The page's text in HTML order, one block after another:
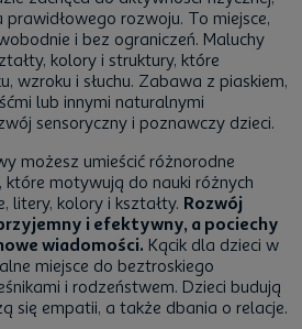
rozwoju. To miejsce,
i bez ograniczeń. Maluchy
kolory i struktury, które
wzroku i słuchu. Zabawa z piaskiem,
lub innymi naturalnymi
sensoryczny i poznawczy dzieci.
możesz umieścić różnorodne
, które motywują do nauki różnych
litery, kolory i kształty. Rozwój
i efektywny, a pociechy
wiadomości. Kącik dla dzieci w
miejsce do beztroskiego
i rodzeństwem. Dzieci budują
się empatii, a także dbania o relacje.